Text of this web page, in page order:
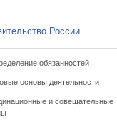
России
обязанностей
основы деятельности
и совещательные